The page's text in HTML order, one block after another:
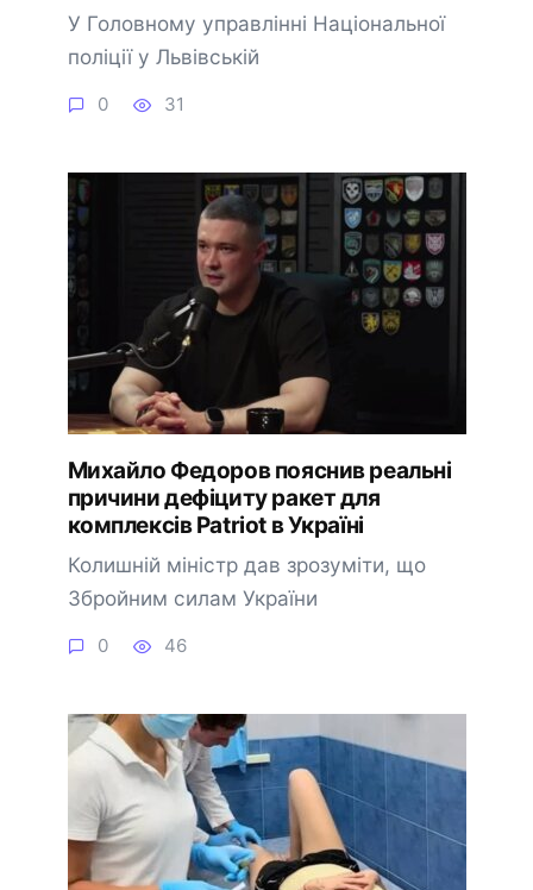
У Головному управлінні Національної
поліції у Львівській
0 31
Михайло Федоров пояснив реальні
причини дефіциту ракет для
комплексів Patriot в Україні
Колишній міністр дав зрозуміти, що
Збройним силам України
0 46